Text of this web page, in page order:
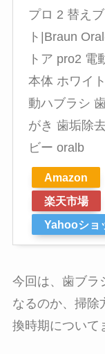
プロ 2 替え
ト|Braun
トア pro2 電
本体 ホワイ
動ハブラシ
がき 歯垢除
ビー oralb
Amazon
楽天市場
Yahooショ
今回は、歯ブラ
なるのか、掃除
換時期について